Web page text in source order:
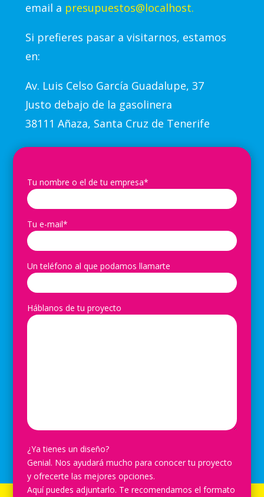
email a presupuestos@localhost.
Si prefieres pasar a visitarnos, estamos
en:
Av. Luis Celso García Guadalupe, 37
Justo debajo de la gasolinera
38111 Añaza, Santa Cruz de Tenerife
Tu nombre o el de tu empresa*
Tu e-mail*
Un teléfono al que podamos llamarte
Háblanos de tu proyecto
¿Ya tienes un diseño?
Genial. Nos ayudará mucho para conocer tu proyecto
y ofrecerte las mejores opciones.
Aquí puedes adjuntarlo. Te recomendamos el formato